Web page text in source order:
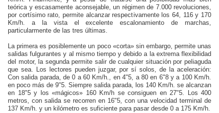
teórica y escasamente aconsejable, un régimen de 7.000 revoluciones,
por cortísimo rato, permite alcanzar respectivamente los 64, 116 y 170
Km/h. a la vista el excelente escalonamiento de marchas,
particularmente de las tres últimas.
La primera es posiblemente un poco «corta» sin embargo, permite unas
salidas fulgurantes y al mismo tiempo y debido a la extrema flexibilidad
del motor, la segunda permite salir de cualquier situación por peliaguda
que sea. Los lectores pueden juzgar, por sí solos, de la aceleración:
Con salida parada, de 0 a 60 Km/h., en 4"5, a 80 en 6"8 y a 100 Km/h.
en poco más de 9"5. Siempre salida parada, los 140 Km/h. se alcanzan
en 18"5 y los «mágicos» 160 Km/h se consiguen en 27"5. Los 400
metros, con salida se recorren en 16"5, con una velocidad terminal de
137 Km/h. y un kilómetro es suficiente para pasar desde 0 a 175 Km/h.